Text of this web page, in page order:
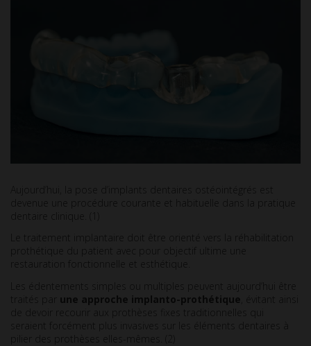
Aujourd’hui, la pose d’implants dentaires ostéointégrés est
devenue une procédure courante et habituelle dans la pratique
dentaire clinique. (1)
Le traitement implantaire doit être orienté vers la réhabilitation
prothétique du patient avec pour objectif ultime une
restauration fonctionnelle et esthétique.
Les édentements simples ou multiples peuvent aujourd’hui être
traités par une approche implanto-prothétique , évitant ainsi
de devoir recourir aux prothèses fixes traditionnelles qui
seraient forcément plus invasives sur les éléments dentaires à
pilier des prothèses elles-mêmes. (2)